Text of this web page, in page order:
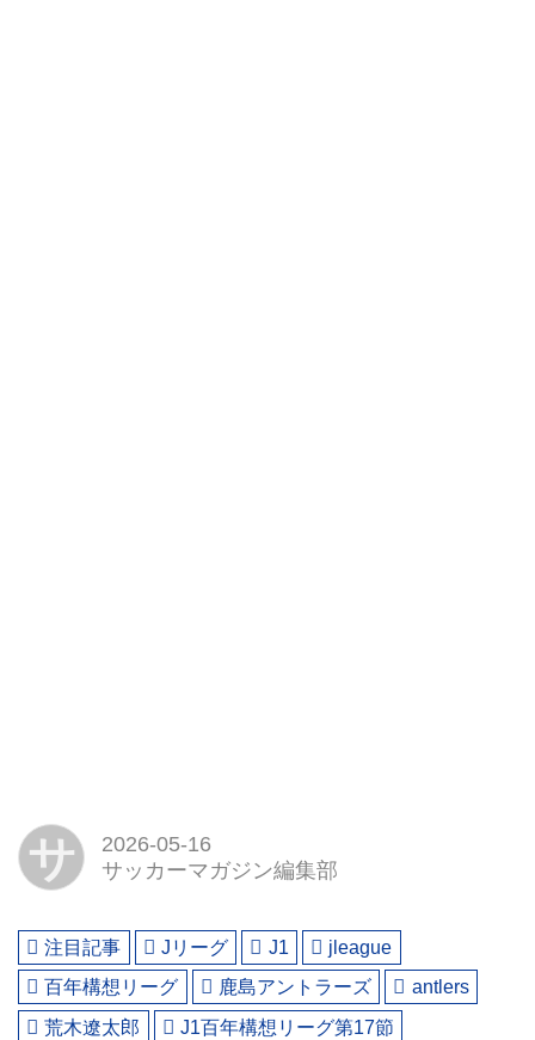
サ
2026-05-16
サッカーマガジン編集部
注目記事 Jリーグ J1
jleague
百年構想リーグ
鹿島アントラーズ
antlers
荒木遼太郎
J1百年構想リーグ第17節